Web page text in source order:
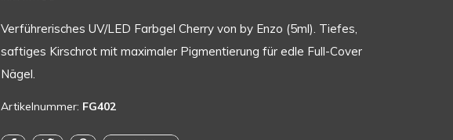
Verführerisches UV/LED Farbgel Cherry von by Enzo (5ml). Tiefes,
saftiges Kirschrot mit maximaler Pigmentierung für edle Full-Cover
Nägel.
Artikelnummer: FG402